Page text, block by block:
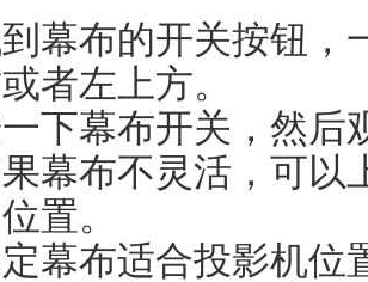
幕布的开关按钮，
者左上方。
下幕布开关，然后
幕布不灵活，可以
置。
幕布适合投影机位